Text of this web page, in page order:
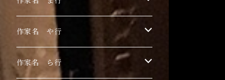
こみや梢子
丁子紅子
田中アユミ
長瀬萬純
ピエロピヨ子
細川成美
まちゅまゆ
目黒ミロ
作家名 や行
山城有未
作家名 ら行